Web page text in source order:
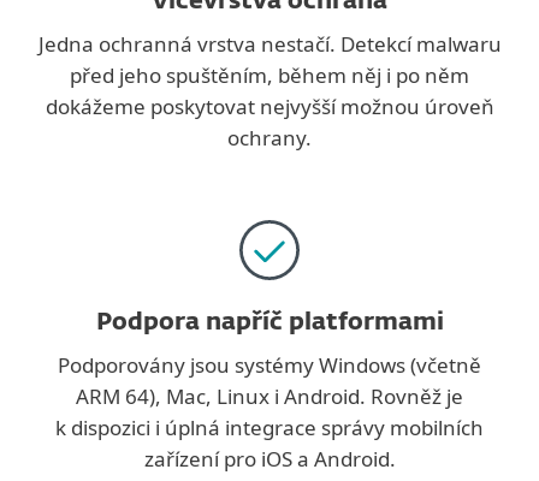
Jedna ochranná vrstva nestačí. Detekcí malwaru
před jeho spuštěním, během něj i po něm
dokážeme poskytovat nejvyšší možnou úroveň
ochrany.
Podpora napříč platformami
Podporovány jsou systémy Windows (včetně
ARM 64), Mac, Linux i Android. Rovněž je
k dispozici i úplná integrace správy mobilních
zařízení pro iOS a Android.